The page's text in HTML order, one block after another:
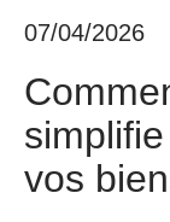
07/04/2026
vos